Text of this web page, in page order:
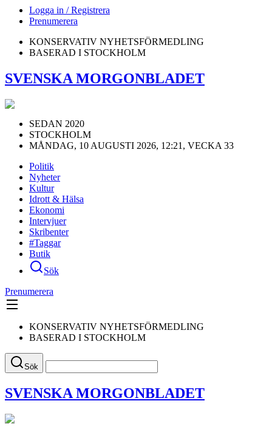
Logga in / Registrera
Prenumerera
KONSERVATIV NYHETSFÖRMEDLING
BASERAD I STOCKHOLM
SVENSKA MORGONBLADET
SEDAN 2020
STOCKHOLM
MÅNDAG, 10 AUGUSTI 2026, 12:21, VECKA 33
Politik
Nyheter
Kultur
Idrott & Hälsa
Ekonomi
Intervjuer
Skribenter
#Taggar
Butik
Sök
Prenumerera
KONSERVATIV NYHETSFÖRMEDLING
BASERAD I STOCKHOLM
Sök
SVENSKA MORGONBLADET